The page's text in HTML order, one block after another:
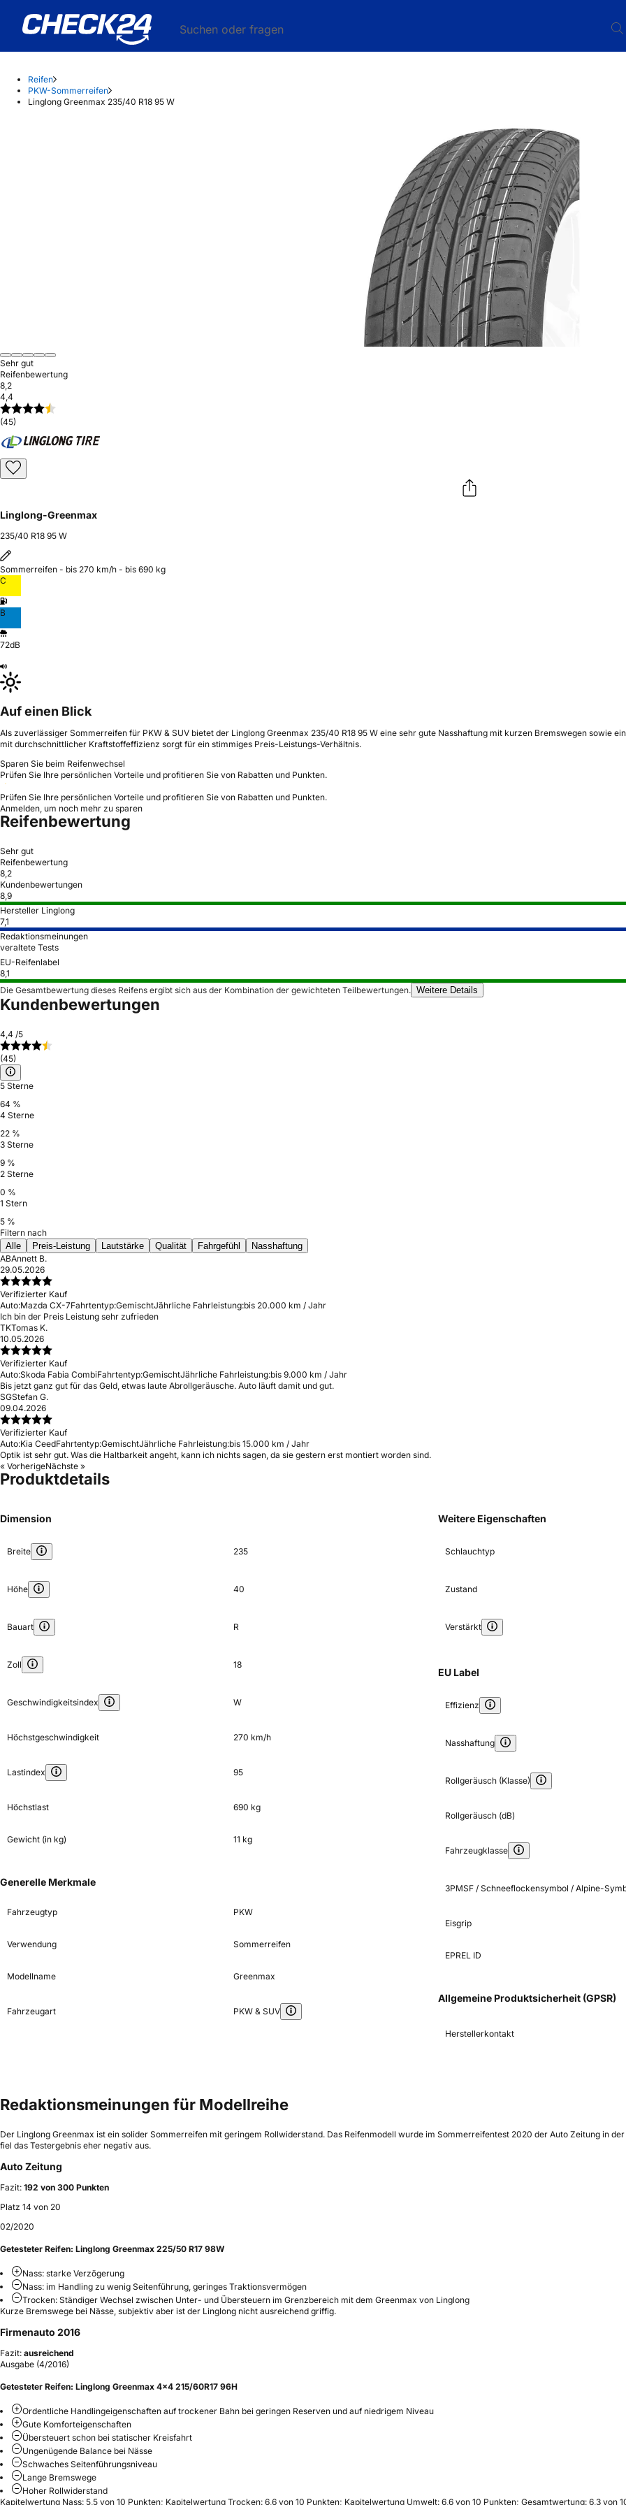
Suchen oder fragen
Reifen
PKW-Sommerreifen
Linglong Greenmax 235/40 R18 95 W
Sehr gut
Reifenbewertung
8,2
4,4
(45)
Linglong-Greenmax
235/40 R18 95 W
Sommerreifen - bis 270 km/h - bis 690 kg
C
B
72dB
Auf einen Blick
Als zuverlässiger Sommerreifen für PKW & SUV bietet der Linglong Greenmax 235/40 R18 95 W eine sehr gute Nasshaftung mit kurzen Bremswegen sowie
mit durchschnittlicher Kraftstoffeffizienz sorgt für ein stimmiges Preis-Leistungs-Verhältnis.
Sparen Sie beim Reifenwechsel
Prüfen Sie Ihre persönlichen Vorteile und profitieren Sie von Rabatten und Punkten.
Prüfen Sie Ihre persönlichen Vorteile und profitieren Sie von Rabatten und Punkten.
Anmelden, um noch mehr zu sparen
Reifenbewertung
Sehr gut
Reifenbewertung
8,2
Kundenbewertungen
8,9
Hersteller Linglong
7,1
Redaktionsmeinungen
veraltete Tests
EU-Reifenlabel
8,1
Die Gesamtbewertung dieses Reifens ergibt sich aus der Kombination der gewichteten Teilbewertungen. Weitere Details
Kundenbewertungen
4,4 /5
(45)
5 Sterne
64 %
4 Sterne
22 %
3 Sterne
9 %
2 Sterne
0 %
1 Stern
5 %
Filtern nach
Alle
Preis-Leistung Lautstärke Qualität Fahrgefühl
Nasshaftung
ABAnnett B.
29.05.2026
Verifizierter Kauf
Auto:Mazda CX-7Fahrtentyp:GemischtJährliche Fahrleistung:bis 20.000 km / Jahr
Ich bin der Preis Leistung sehr zufrieden
TKTomas K.
10.05.2026
Verifizierter Kauf
Auto:Skoda Fabia CombiFahrtentyp:GemischtJährliche Fahrleistung:bis 9.000 km / Jahr
Bis jetzt ganz gut für das Geld, etwas laute Abrollgeräusche. Auto läuft damit und gut.
SGStefan G.
09.04.2026
Verifizierter Kauf
Auto:Kia CeedFahrtentyp:GemischtJährliche Fahrleistung:bis 15.000 km / Jahr
Optik ist sehr gut. Was die Haltbarkeit angeht, kann ich nichts sagen, da sie gestern erst montiert worden sind.
« VorherigeNächste »
Produktdetails
Dimension
Breite 235
Höhe 40
Bauart R
Zoll 18
Geschwindigkeitsindex W
Höchstgeschwindigkeit 270 km/h
Lastindex 95
Höchstlast 690 kg
Gewicht (in kg) 11 kg
Generelle Merkmale
Fahrzeugtyp PKW
Verwendung Sommerreifen
Modellname Greenmax
Fahrzeugart PKW & SUV
Weitere Eigenschaften
Schlauchtyp
Zustand
Verstärkt
EU Label
Effizienz
Nasshaftung
Rollgeräusch (Klasse)
Rollgeräusch (dB)
Fahrzeugklasse
3PMSF / Schneeflockensymbol / Alpine-
Eisgrip
EPREL ID
Allgemeine Produktsicherheit (GPSR)
Herstellerkontakt
Redaktionsmeinungen für Modellreihe
Der Linglong Greenmax ist ein solider Sommerreifen mit geringem Rollwiderstand. Das Reifenmodell wurde im Sommerreifentest 2020 der Auto Zeitung in
fiel das Testergebnis eher negativ aus.
Auto Zeitung
Fazit: 192 von 300 Punkten
Platz 14 von 20
02/2020
Getesteter Reifen: Linglong Greenmax 225/50 R17 98W
Nass: starke Verzögerung
Nass: im Handling zu wenig Seitenführung, geringes Traktionsvermögen
Trocken: Ständiger Wechsel zwischen Unter- und Übersteuern im Grenzbereich mit dem Greenmax von Linglong
Kurze Bremswege bei Nässe, subjektiv aber ist der Linglong nicht ausreichend griffig.
Firmenauto 2016
Fazit: ausreichend
Ausgabe (4/2016)
Getesteter Reifen: Linglong Greenmax 4x4 215/60R17 96H
Ordentliche Handlingeigenschaften auf trockener Bahn bei geringen Reserven und auf niedrigem Niveau
Gute Komforteigenschaften
Übersteuert schon bei statischer Kreisfahrt
Ungenügende Balance bei Nässe
Schwaches Seitenführungsniveau
Lange Bremswege
Hoher Rollwiderstand
Kapitelwertung Nass: 5,5 von 10 Punkten; Kapitelwertung Trocken: 6,6 von 10 Punkten; Kapitelwertung Umwelt: 6,6 von 10 Punkten; Gesamtwertung: 6,3 von